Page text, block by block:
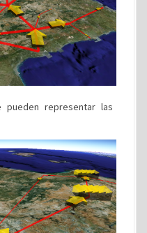
representar las